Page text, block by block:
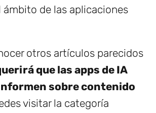
de las aplicaciones
otros artículos parecidos
que las apps de IA
sobre contenido
visitar la categoría